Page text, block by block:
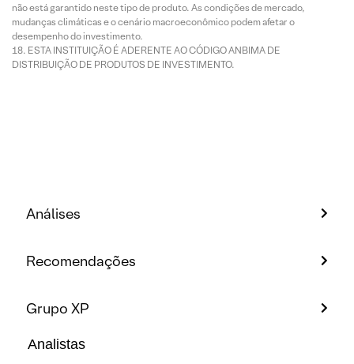
não está garantido neste tipo de produto. As condições de mercado,
mudanças climáticas e o cenário macroeconômico podem afetar o
desempenho do investimento.
ESTA INSTITUIÇÃO É ADERENTE AO CÓDIGO ANBIMA DE
DISTRIBUIÇÃO DE PRODUTOS DE INVESTIMENTO.
Análises
Recomendações
Grupo XP
Analistas